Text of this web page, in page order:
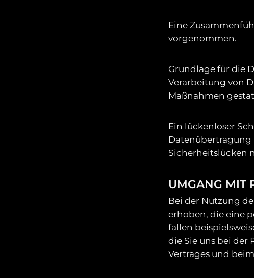
Eine
vorgenommen.
Grundlage für die
Verarbeitung von
Maßnahmen
Ein lückenloser
Sicherheitslücken
UMGANG MIT
Bei der Nutzung
erhoben, die eine
fallen
die Sie uns bei
Vertrages und